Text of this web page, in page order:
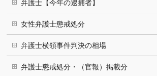
弁護士【今年の逮捕者】
女性弁護士懲戒処分
弁護士横領事件判決の相場
弁護士懲戒処分・（官報）掲載分